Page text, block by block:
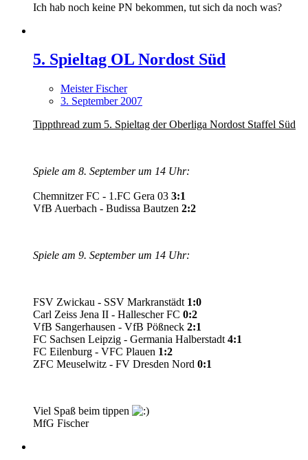
Ich hab noch keine PN bekommen, tut sich da noch was?
5. Spieltag OL Nordost Süd
Meister Fischer
3. September 2007
Tippthread zum 5. Spieltag der Oberliga Nordost Staffel Süd
Spiele am 8. September um 14 Uhr:
Chemnitzer FC - 1.FC Gera 03 3:1
VfB Auerbach - Budissa Bautzen 2:2
Spiele am 9. September um 14 Uhr:
FSV Zwickau - SSV Markranstädt 1:0
Carl Zeiss Jena II - Hallescher FC 0:2
VfB Sangerhausen - VfB Pößneck 2:1
FC Sachsen Leipzig - Germania Halberstadt 4:1
FC Eilenburg - VFC Plauen 1:2
ZFC Meuselwitz - FV Dresden Nord 0:1
Viel Spaß beim tippen
MfG Fischer